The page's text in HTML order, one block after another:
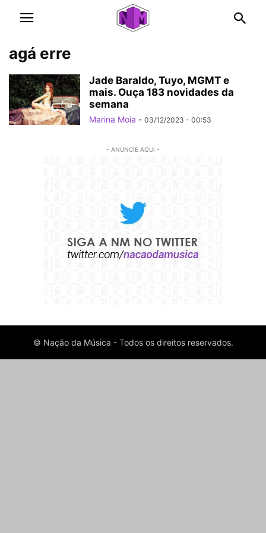
agá erre
Jade Baraldo, Tuyo, MGMT e
mais. Ouça 183 novidades da
semana
Marina Moia - 03/12/2023 - 00:53
- ANUNCIE AQUI -
© Nação da Música - Todos os direitos reservados.